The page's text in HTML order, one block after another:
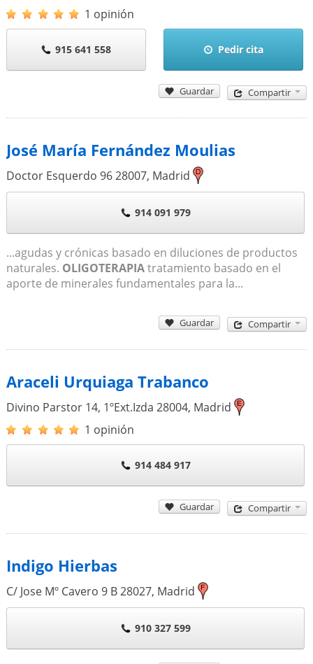
1 opinión
915 641 558 Pedir cita
Guardar Compartir
José María Fernández Moulias
Doctor Esquerdo 9628007, Madrid
914 091 979
...agudas y crónicas basado en diluciones de productos
naturales. OLIGOTERAPIAtratamiento basado en el
aporte de minerales fundamentales para la...
Guardar Compartir
Araceli Urquiaga Trabanco
Divino Parstor 14, 1ºExt.Izda 28004, Madrid
1 opinión
914 484 917
Guardar Compartir
Indigo Hierbas
C/ Jose Mº Cavero 9 B28027, Madrid
910 327 599